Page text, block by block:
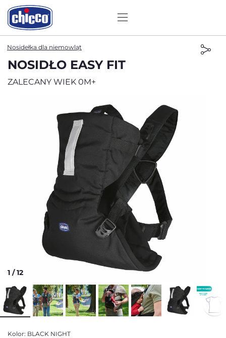
Nosidełka dla niemowląt
NOSIDŁO EASY FIT
ZALECANY WIEK 0M+
1 /12
Kolor: BLACK NIGHT